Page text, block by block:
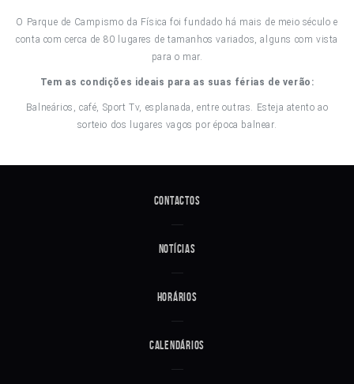
O Parque de Campismo da Física foi fundado há mais de meio século e
conta com cerca de 80 lugares de tamanhos variados, alguns com vista
para o mar.
Tem as condições ideais para as suas férias de verão:
Balneários, café, Sport Tv, esplanada, entre outras. Esteja atento ao
sorteio dos lugares vagos por época balnear.
Contactos
Notícias
Horários
Calendários